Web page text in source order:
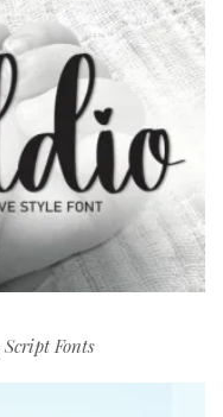
Script Fonts